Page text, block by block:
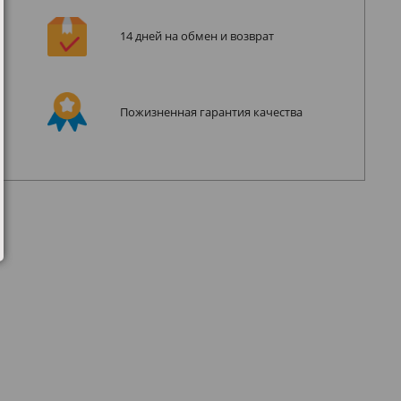
14 дней на обмен и возврат
Пожизненная гарантия качества